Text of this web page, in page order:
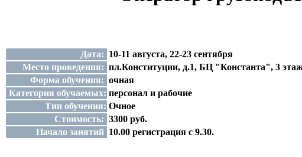
Дата: 10-11 августа, 22-23 сентября
Место проведения: пл.Конституции, д.1, БЦ "Константа", 3
Форма обучения: очная
Категория обучаемых: персонал и рабочие
Тип обучения: Очное
Стоимость: 3300 руб.
Начало занятий 10.00 регистрация с 9.30.